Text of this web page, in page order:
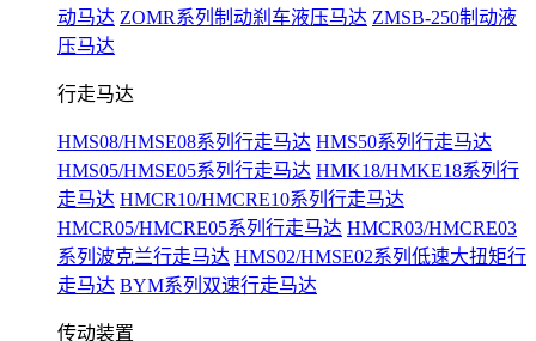
动马达 ZOMR系列制动刹车液压马达 ZMSB-250制动液
压马达
行走马达
HMS08/HMSE08系列行走马达 HMS50系列行走马达
HMS05/HMSE05系列行走马达 HMK18/HMKE18系列行
走马达 HMCR10/HMCRE10系列行走马达
HMCR05/HMCRE05系列行走马达 HMCR03/HMCRE03
系列波克兰行走马达 HMS02/HMSE02系列低速大扭矩行
走马达 BYM系列双速行走马达
传动装置